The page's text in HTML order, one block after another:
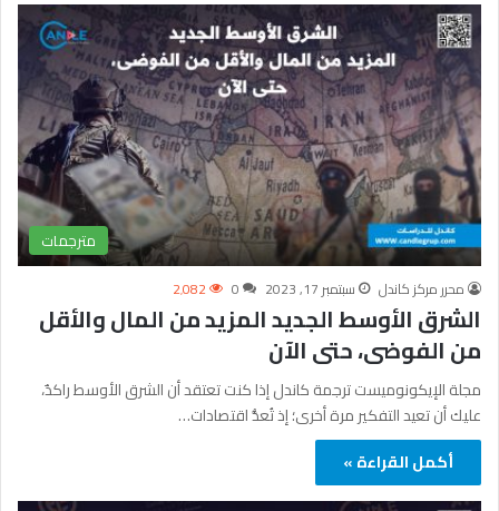
مترجمات
محرر مركز كاندل سبتمبر 17, 2023 0 2٬082
الشرق الأوسط الجديد المزيد من المال والأقل
من الفوضى، حتى الآن
مجلة الإيكونوميست ترجمة كاندل إذا كنت تعتقد أن الشرق الأوسط راكدٌ،
عليك أن تعيد التفكير مرة أخرى؛ إذ تُعدُّ اقتصادات…
أكمل القراءة »